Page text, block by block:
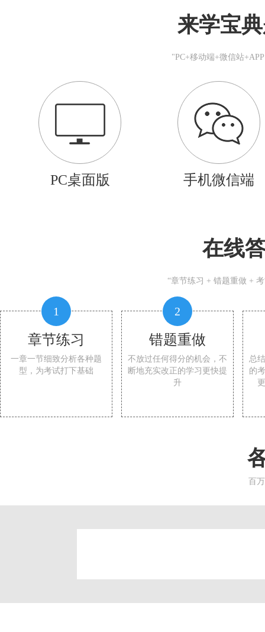
来学宝
"PC+移动端+微信站
PC桌面版 手机微信端
在线
“章节练习 + 错题重做 +
1
章节练习
一章一节细致分析各种题
型，为考试打下基础
2
错题重做
不放过任何得分的机会，不
断地充实改正的学习更快提
升
总
的
百